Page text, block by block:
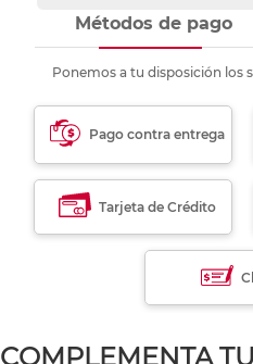
Métodos de pago
Ponemos a tu disposición los
Pago contra entrega
Tarjeta de Crédito
COMPLEMENTA